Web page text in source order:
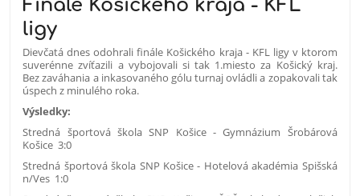
Finále Košického kraja - KFL
ligy
Dievčatá dnes odohrali finále Košického kraja - KFL ligy v ktorom
suverénne zvíťazili a vybojovali si tak 1.miesto za Košický kraj.
Bez zaváhania a inkasovaného gólu turnaj ovládli a zopakovali tak
úspech z minulého roka.
Výsledky:
Stredná športová škola SNP Košice - Gymnázium Šrobárová
Košice 3:0
Stredná športová škola SNP Košice - Hotelová akadémia Spišská
n/Ves 1:0